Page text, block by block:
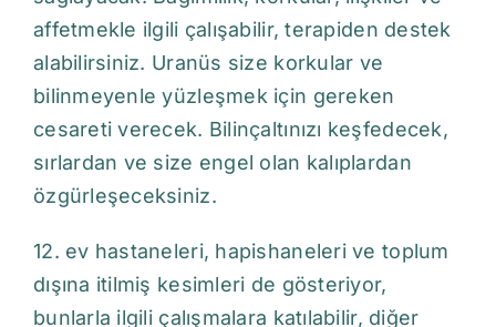
affetmekle ilgili çalışabilir, terapiden destek
alabilirsiniz. Uranüs size korkular ve
bilinmeyenle yüzleşmek için gereken
cesareti verecek. Bilinçaltınızı keşfedecek,
sırlardan ve size engel olan kalıplardan
özgürleşeceksiniz.
12. ev hastaneleri, hapishaneleri ve toplum
dışına itilmiş kesimleri de gösteriyor,
bunlarla ilgili çalışmalara katılabilir, diğer